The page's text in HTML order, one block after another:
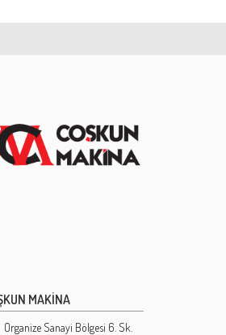
MAKİNA
Organize Sanayi Bölgesi 6. Sk.